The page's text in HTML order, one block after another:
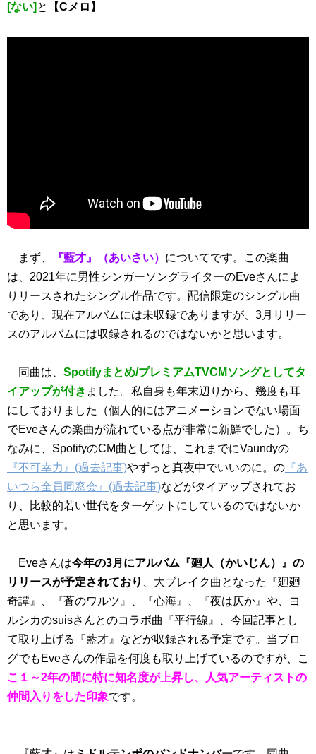
[ない] と 【Cメロ】
まず、 『藍才』（あいさい） についてです。この楽曲
は、2021年に男性シンガーソングライターのEveさんによ
りリースされたシングル作品です。配信限定のシングル曲
であり、現在アルバムには未収録でありますが、3月リリー
スのアルバムには収録されるのではないかと思います。
同曲は、 Spotifyまとめ/プレミアムTVCMソングとしてタ
イアップが付き ました。私自身も年末辺りから、幾度も耳
にしておりました（個人的にはアニメーションでない場面
でEveさんの楽曲が流れている点が非常に新鮮でした）。ち
なみに、SpotifyのCM曲としては、これまでにVaundyの
『不可幸力』(過去記事)やずっと真夜中でいいのに。の 『あ
いつら全員同窓会』(過去記事)などがタイアップされてお
り、比較的若い世代をターゲットにしているのではないか
と思います。
Eveさんは今年の3月にアルバム『廻人（かいじん）』の
リリースが予定されており
、大ブレイク曲となった『廻廻
奇譚』、『蒼のワルツ』、『心海』、『夜は仄か』や、ヨ
ルシカのsuisさんとのコラボ曲『平⾏線』、今回記事とし
て取り上げる『藍才』などが収録される予定です。当ブロ
グでもEveさんの作品を何度も取り上げているのですが、こ
こ１～2年の間に特に知名度が上昇し、人気アーティストの
仲間入りをした印象です。